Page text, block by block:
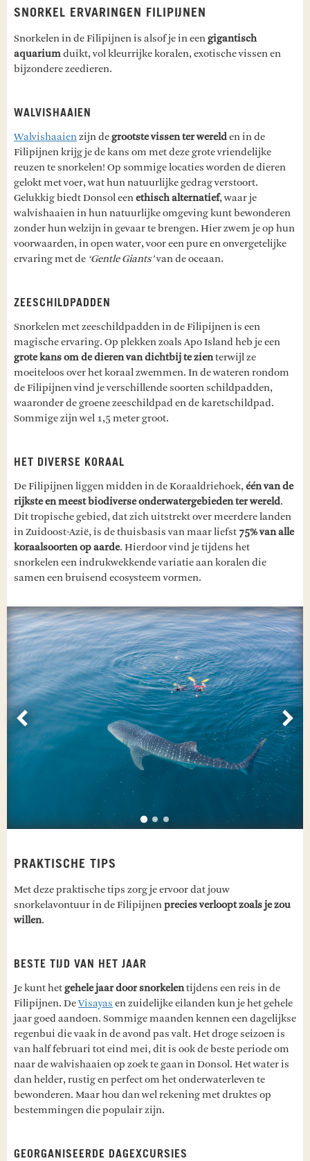
SNORKEL ERVARINGEN FILIPIJNEN
Snorkelen in de Filipijnen is alsof je in eengigantisch
aquariumduikt, vol kleurrijke koralen, exotische vissen en
bijzondere zeedieren.
WALVISHAAIEN
Walvishaaienzijn degrootste vissen ter werelden in de
Filipijnen krijg je de kans om met deze grote vriendelijke
reuzen te snorkelen! Op sommige locaties worden de dieren
gelokt met voer, wat hun natuurlijke gedrag verstoort.
Gelukkig biedt Donsol eenethisch alternatief, waar je
walvishaaien in hun natuurlijke omgeving kunt bewonderen
zonder hun welzijn in gevaar te brengen. Hier zwem je op hun
voorwaarden, in open water, voor een pure en onvergetelijke
ervaring met de ‘Gentle Giants’van de oceaan.
ZEESCHILDPADDEN
Snorkelen met zeeschildpadden in de Filipijnen is een
magische ervaring. Op plekken zoals Apo Island heb je een
grote kans om de dieren van dichtbij te zienterwijl ze
moeiteloos over het koraal zwemmen. In de wateren rondom
de Filipijnen vind je verschillende soorten schildpadden,
waaronder de groene zeeschildpad en de karetschildpad.
Sommige zijn wel 1,5 meter groot.
HET DIVERSE KORAAL
De Filipijnen liggen midden in de Koraaldriehoek, één van de
rijkste en meest biodiverse onderwatergebieden ter wereld.
Dit tropische gebied, dat zich uitstrekt over meerdere landen
in Zuidoost-Azië, is de thuisbasis van maar liefst 75% van alle
koraalsoorten op aarde. Hierdoor vind je tijdens het
snorkelen een indrukwekkende variatie aan koralen die
samen een bruisend ecosysteem vormen.
Vorige
PRAKTISCHE TIPS
Met deze praktische tips zorg je ervoor dat jouw
snorkelavontuur in de Filipijnenprecies verloopt zoals je zou
willen.
BESTE TIJD VAN HET JAAR
Je kunt hetgehele jaar door snorkelentijdens een reis in de
Filipijnen. DeVisayas en zuidelijke eilanden kun je het gehele
jaar goed aandoen. Sommige maanden kennen een dagelijkse
regenbui die vaak in de avond pas valt. Het droge seizoen is
van half februari tot eind mei, dit is ook de beste periode om
naar de walvishaaien op zoek te gaan in Donsol. Het water is
dan helder, rustig en perfect om het onderwaterleven te
bewonderen. Maar hou dan wel rekening met druktes op
bestemmingen die populair zijn.
GEORGANISEERDE DAGEXCURSIES